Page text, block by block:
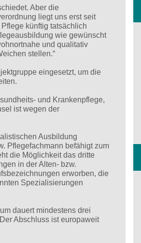
Aber die
liegt uns erst seit
künftig tatsächlich
wie gewünscht
und qualitativ
stellen.“
eingesetzt, um die
und Krankenpflege,
ist wegen der
Ausbildung
Pflegefachmann befähigt zum
die Möglichkeit das dritte
in der Alten- bzw.
erworben, die
Spezialisierungen
dauert mindestens drei
Abschluss ist europaweit